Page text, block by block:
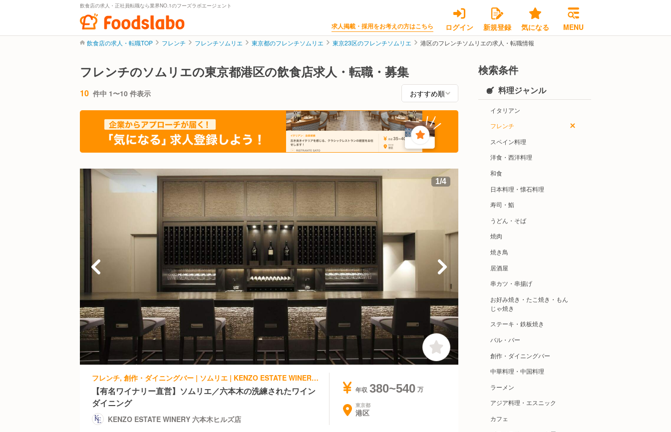
飲食店の求人・正社員転職なら業界NO.1のフーズラボエージェント
求人掲載・採用をお考えの方はこちら ログイン 新規登録 気になる MENU
飲食店の求人・転職TOP フレンチ フレンチソムリエ 東京都のフレンチソムリエ 東京23区のフレンチソムリエ 港区のフレンチソムリエの求人・転職情報
フレンチのソムリエの東京都港区の飲食店求人・転職・募集
10 件中 1〜10 件表示
1/4
フレンチ, 創作・ダイニングバー | ソムリエ | KENZO ESTATE WINERY 六本木ヒルズ店
【有名ワイナリー直営】ソムリエ／六本木の洗練されたワイン
ダイニング
KENZO ESTATE WINERY 六本木ヒルズ店
年収 380~540
東京都
港区
検索条件
料理ジャンル
イタリアン
フレンチ
スペイン料理
洋食・西洋料理
和食
日本料理・懐石料理
寿司・鮨
うどん・そば
焼肉
焼き鳥
居酒屋
串カツ・串揚げ
お好み焼き・たこ焼き・もん
じゃ焼き
ステーキ・鉄板焼き
バル・バー
創作・ダイニングバー
中華料理・中国料理
ラーメン
アジア料理・エスニック
カフェ